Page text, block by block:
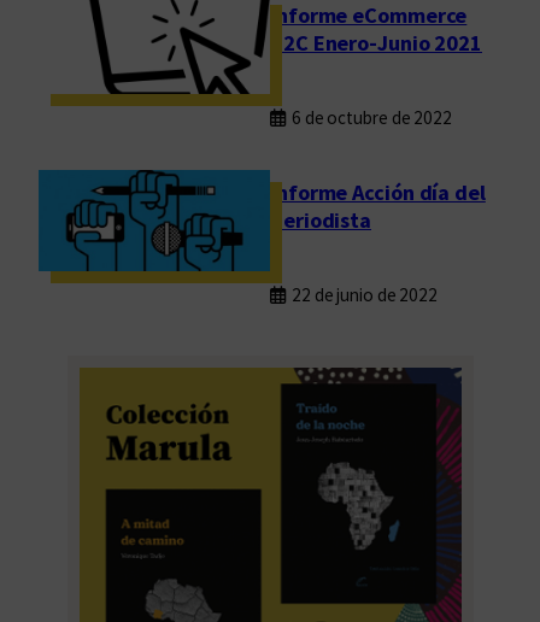
Informe eCommerce
B2C Enero-Junio 2021
6 de octubre de 2022
Informe Acción día del
Periodista
22 de junio de 2022